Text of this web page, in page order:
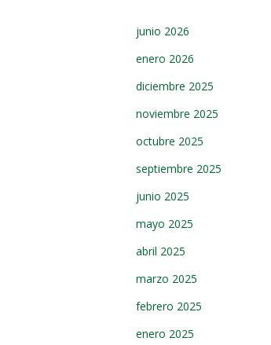
junio 2026
enero 2026
diciembre 2025
noviembre 2025
octubre 2025
septiembre 2025
junio 2025
mayo 2025
abril 2025
marzo 2025
febrero 2025
enero 2025